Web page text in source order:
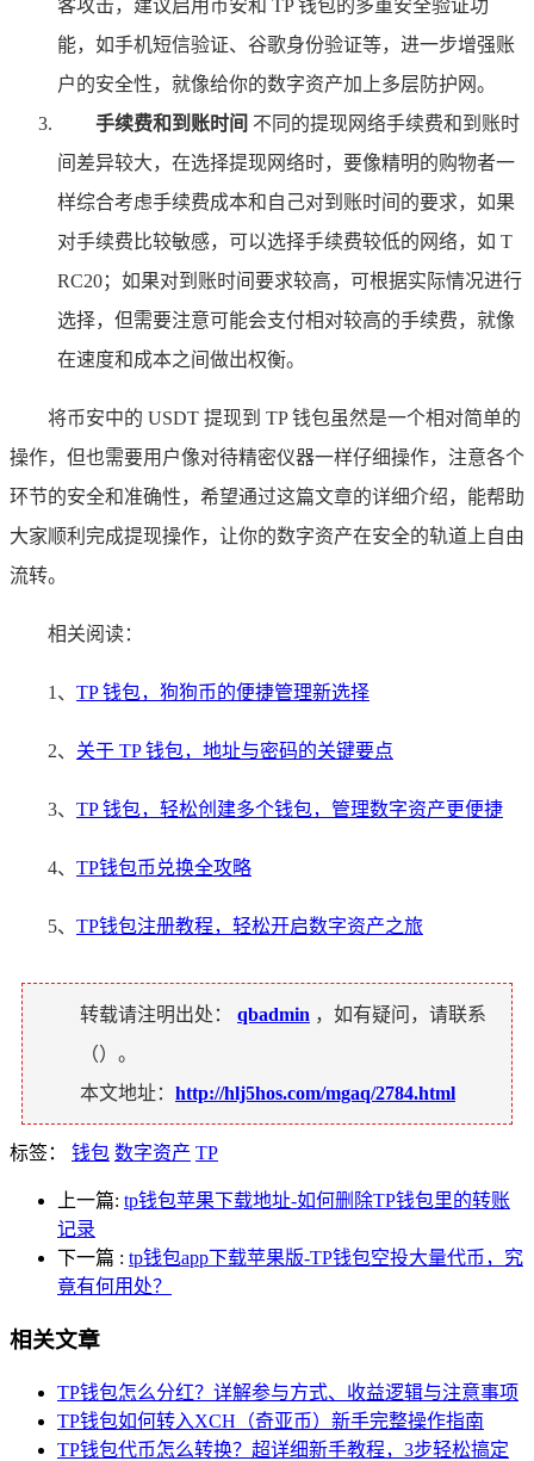
客攻击，建议启用币安和 TP 钱包的多重安全验证功
能，如手机短信验证、谷歌身份验证等，进一步增强账
户的安全性，就像给你的数字资产加上多层防护网。
手续费和到账时间 不同的提现网络手续费和到账时
间差异较大，在选择提现网络时，要像精明的购物者一
样综合考虑手续费成本和自己对到账时间的要求，如果
对手续费比较敏感，可以选择手续费较低的网络，如 T
RC20；如果对到账时间要求较高，可根据实际情况进行
选择，但需要注意可能会支付相对较高的手续费，就像
在速度和成本之间做出权衡。
将币安中的 USDT 提现到 TP 钱包虽然是一个相对简单的
操作，但也需要用户像对待精密仪器一样仔细操作，注意各个
环节的安全和准确性，希望通过这篇文章的详细介绍，能帮助
大家顺利完成提现操作，让你的数字资产在安全的轨道上自由
流转。
相关阅读：
1、 TP 钱包，狗狗币的便捷管理新选择
2、 关于 TP 钱包，地址与密码的关键要点
3、 TP 钱包，轻松创建多个钱包，管理数字资产更便捷
4、 TP钱包币兑换全攻略
5、 TP钱包注册教程，轻松开启数字资产之旅
转载请注明出处： qbadmin ，如有疑问，请联系
（）。
本文地址： http://hlj5hos.com/mgaq/2784.html
标签： 钱包 数字资产 TP
上一篇: tp钱包苹果下载地址-如何删除TP钱包里的转账
记录
下一篇 : tp钱包app下载苹果版-TP钱包空投大量代币，究
竟有何用处？
相关文章
TP钱包怎么分红？详解参与方式、收益逻辑与注意事项
TP钱包如何转入XCH（奇亚币）新手完整操作指南
TP钱包代币怎么转换？超详细新手教程，3步轻松搞定